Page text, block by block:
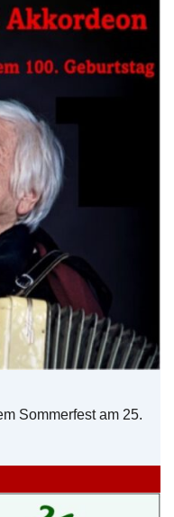
Sommerfest am 25.